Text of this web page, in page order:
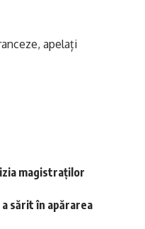
apelați
magistraților
sărit în apărarea